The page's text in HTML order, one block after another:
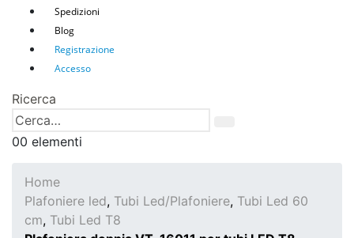
Spedizioni
Blog
Registrazione
Accesso
Ricerca
00 elementi
Home
Plafoniere led, Tubi Led/Plafoniere, Tubi Led 60
cm, Tubi Led T8